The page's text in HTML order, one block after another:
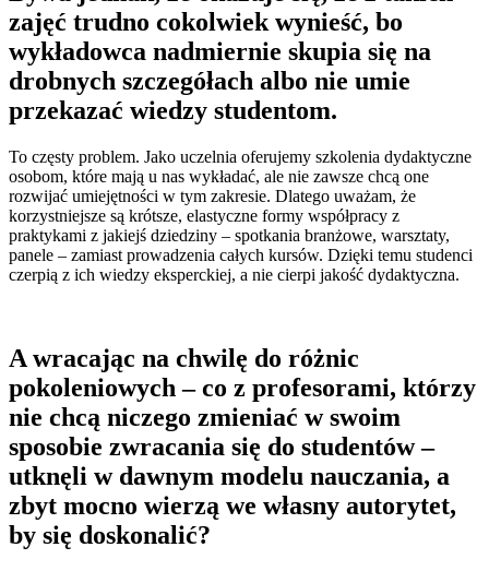
zajęć trudno cokolwiek wynieść, bo
wykładowca nadmiernie skupia się na
drobnych szczegółach albo nie umie
przekazać wiedzy studentom.
To częsty problem. Jako uczelnia oferujemy szkolenia dydaktyczne
osobom, które mają u nas wykładać, ale nie zawsze chcą one
rozwijać umiejętności w tym zakresie. Dlatego uważam, że
korzystniejsze są krótsze, elastyczne formy współpracy z
praktykami z jakiejś dziedziny – spotkania branżowe, warsztaty,
panele – zamiast prowadzenia całych kursów. Dzięki temu studenci
czerpią z ich wiedzy eksperckiej, a nie cierpi jakość dydaktyczna.
A wracając na chwilę do różnic
pokoleniowych – co z profesorami, którzy
nie chcą niczego zmieniać w swoim
sposobie zwracania się do studentów –
utknęli w dawnym modelu nauczania, a
zbyt mocno wierzą we własny autorytet,
by się doskonalić?